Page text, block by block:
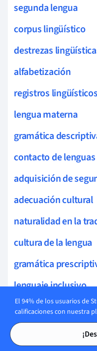
segunda lengua
corpus lingüístico
destrezas
alfabetización
registros lingüísticos
lengua materna
gramática
contacto de lenguas
adquisición de
adecuación cultural
naturalidad en la
cultura de la lengua
gramática
lenguaje inclusivo
Tarjetas en
de la lengua
El 94% de los usuarios de
calificaciones con nuestra